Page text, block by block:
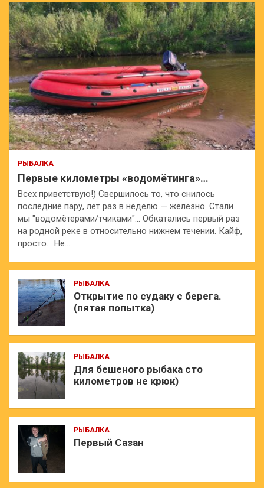
РЫБАЛКА
Первые километры «водомётинга»…
Всех приветствую!) Свершилось то, что снилось
последние пару, лет раз в неделю — железно. Стали
мы "водомётерами/тчиками"… Обкатались первый раз
на родной реке в относительно нижнем течении. Кайф,
просто… Не…
РЫБАЛКА
Открытие по судаку с берега.
(пятая попытка)
РЫБАЛКА
Для бешеного рыбака сто
километров не крюк)
РЫБАЛКА
Первый Сазан